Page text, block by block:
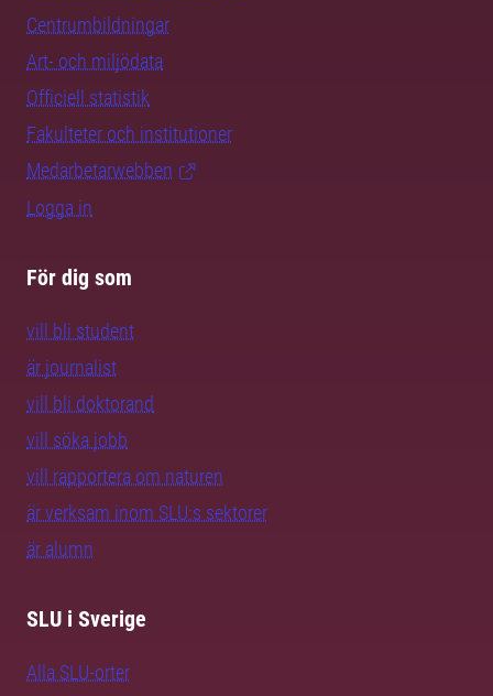
Centrumbildningar
Art- och miljödata
Officiell statistik
Fakulteter och institutioner
Medarbetarwebben
Logga in
För dig som
vill bli student
är journalist
vill bli doktorand
vill söka jobb
vill rapportera om naturen
är verksam inom SLU:s sektorer
är alumn
SLU i Sverige
Alla SLU-orter